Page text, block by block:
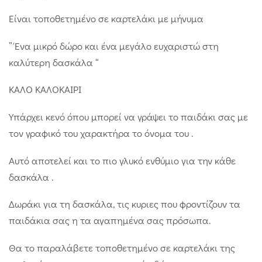
Είναι τοποθετημένο σε καρτελάκι με μήνυμα
” Ένα μικρό δώρο και ένα μεγάλο ευχαριστώ στη
καλύτερη δασκάλα “
ΚΑΛΟ ΚΑΛΟΚΑΙΡΙ
Υπάρχει κενό όπου μπορεί να γράψει το παιδάκι σας με
τον γραφικό του χαρακτήρα το όνομα του .
Αυτό αποτελεί και το πιο γλυκό ενθύμιο για την κάθε
δασκάλα .
Δωράκι για τη δασκάλα, τις κυριες που φροντίζουν τα
παιδάκια σας η τα αγαπημένα σας πρόσωπα.
Θα το παραλάβετε τοποθετημένο σε καρτελάκι της